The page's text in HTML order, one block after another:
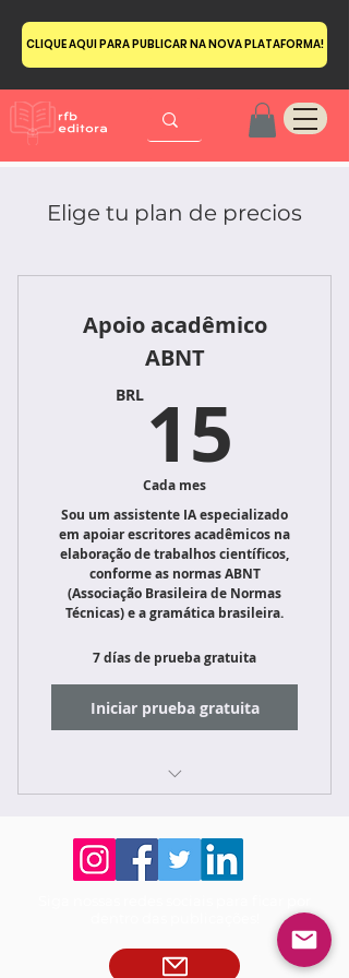
CLIQUE AQUI PARA PUBLICAR NA NOVA PLATAFORMA!
Elige tu plan de precios
Apoio acadêmico
ABNT
BRL 15
Cada mes
Sou um assistente IA especializado
em apoiar escritores acadêmicos na
elaboração de trabalhos científicos,
conforme as normas ABNT
(Associação Brasileira de Normas
Técnicas) e a gramática brasileira.
7 días de prueba gratuita
Iniciar prueba gratuita
Revisão Ortográfica e
Gramatical